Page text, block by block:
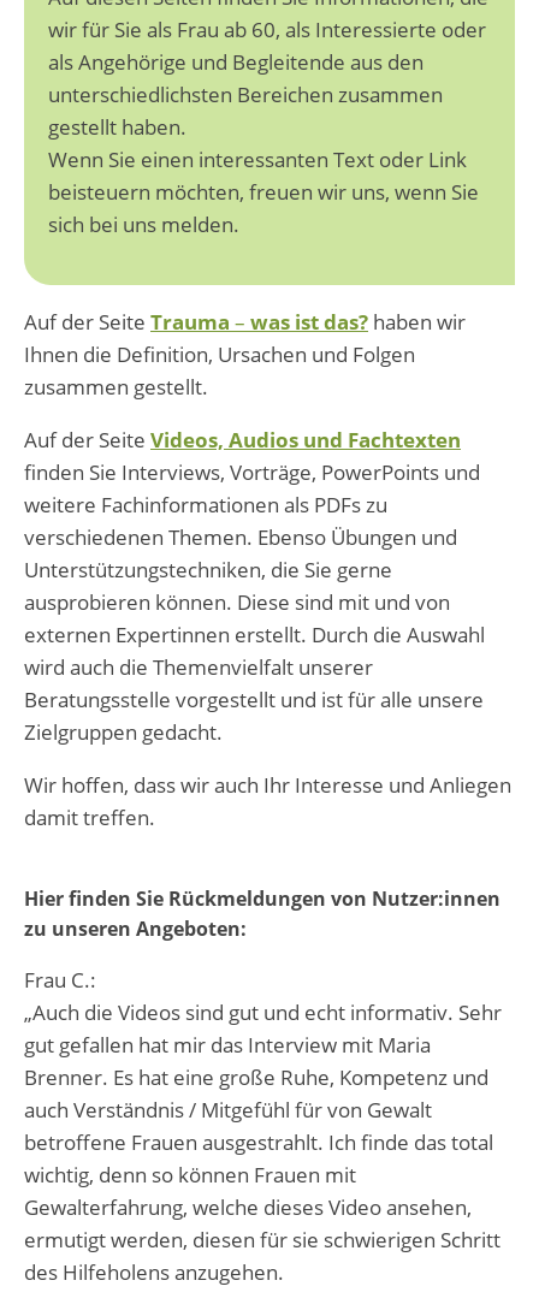
wir für Sie als Frau ab 60, als Interessierte oder
als Angehörige und Begleitende aus den
unterschiedlichsten Bereichen zusammen
gestellt haben.
Wenn Sie einen interessanten Text oder Link
beisteuern möchten, freuen wir uns, wenn Sie
sich bei uns melden.
Auf der Seite Trauma – was ist das? haben wir
Ihnen die Definition, Ursachen und Folgen
zusammen gestellt.
Auf der Seite Videos, Audios und Fachtexten
finden Sie Interviews, Vorträge, PowerPoints und
weitere Fachinformationen als PDFs zu
verschiedenen Themen. Ebenso Übungen und
Unterstützungstechniken, die Sie gerne
ausprobieren können. Diese sind mit und von
externen Expertinnen erstellt. Durch die Auswahl
wird auch die Themenvielfalt unserer
Beratungsstelle vorgestellt und ist für alle unsere
Zielgruppen gedacht.
Wir hoffen, dass wir auch Ihr Interesse und Anliegen
damit treffen.
Hier finden Sie Rückmeldungen von Nutzer:innen
zu unseren Angeboten:
Frau C.:
„Auch die Videos sind gut und echt informativ. Sehr
gut gefallen hat mir das Interview mit Maria
Brenner. Es hat eine große Ruhe, Kompetenz und
auch Verständnis / Mitgefühl für von Gewalt
betroffene Frauen ausgestrahlt. Ich finde das total
wichtig, denn so können Frauen mit
Gewalterfahrung, welche dieses Video ansehen,
ermutigt werden, diesen für sie schwierigen Schritt
des Hilfeholens anzugehen.